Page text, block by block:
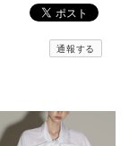
通報する